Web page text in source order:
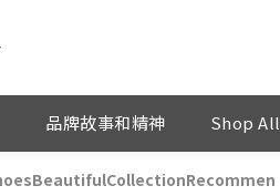
品牌故事和精神 Shop All